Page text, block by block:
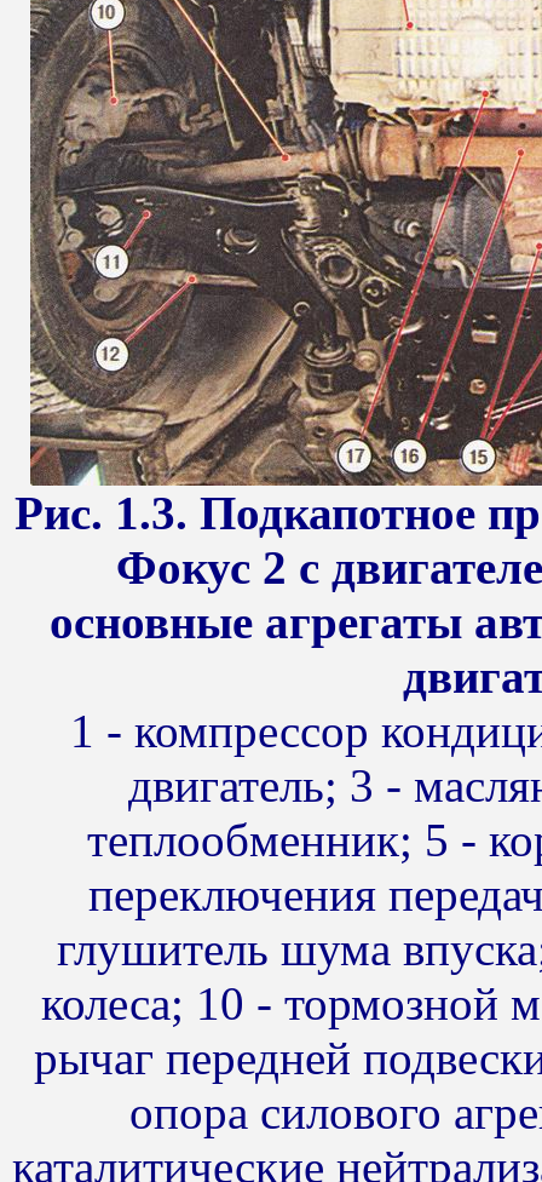
Рис. 1.3. Подкапотное
Фокус 2 с
основные агрегаты
1 - компрессор
двигатель; 3 -
теплообменник; 5 -
переключения
глушитель шума
колеса; 10 - тормозной
рычаг передней
опора силового
каталитические